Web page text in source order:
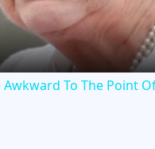
a
y
To The Point